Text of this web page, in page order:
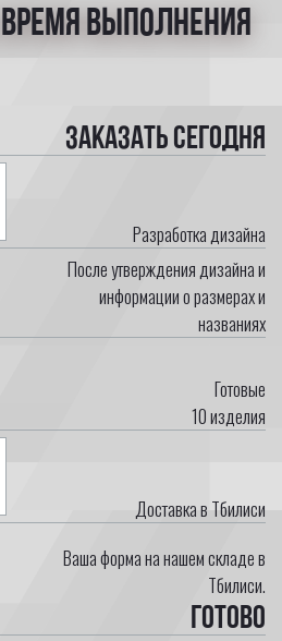
выполнения
Заказать сегодня
Разработка дизайна
После утверждения дизайна и
информации о размерах и
названиях
Готовые
10изделия
Доставка в Тбилиси
Ваша форма на нашем складе в
Тбилиси.
Готово